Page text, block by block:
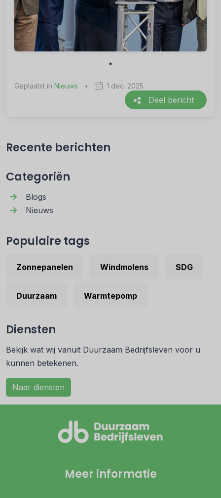
Geplaatst in Nieuws • 1 dec. 2025
Deel bericht
Recente berichten
Categoriën
Blogs
Nieuws
Populaire tags
Zonnepanelen Windmolens SDG
Duurzaam Warmtepomp
Diensten
Bekijk wat wij vanuit Duurzaam Bedrijfsleven voor u
kunnen betekenen.
Naar diensten
Meer informatie